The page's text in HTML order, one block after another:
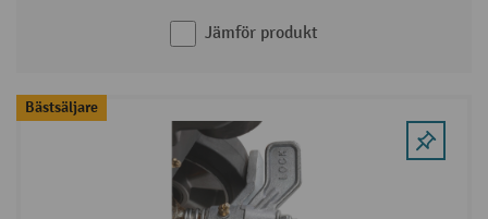
Jämför produkt
Bästsäljare